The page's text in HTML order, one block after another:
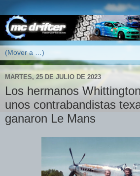
MARTES, 25 DE JULIO DE 2023
Los hermanos
unos contrabandistas
ganaron Le Mans